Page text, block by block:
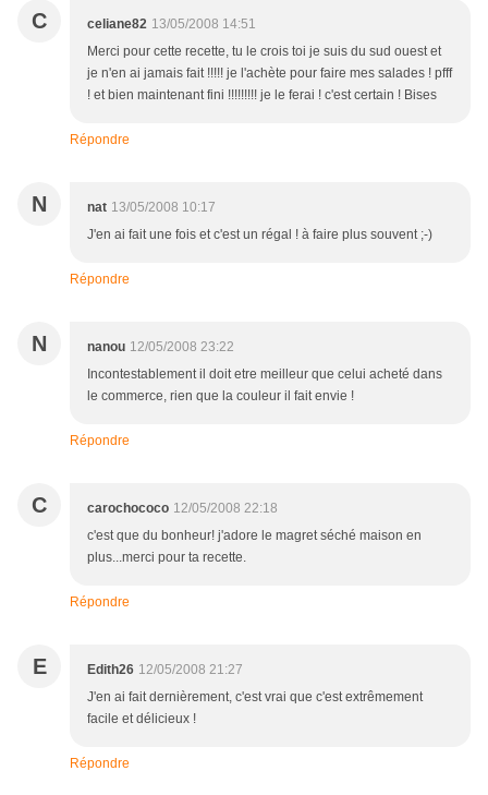
C celiane82 13/05/2008 14:51
Merci pour cette recette, tu le crois toi je suis du sud ouest et
je n'en ai jamais fait !!!!! je l'achète pour faire mes salades ! pfff
! et bien maintenant fini !!!!!!!!! je le ferai ! c'est certain ! Bises
Répondre
N nat 13/05/2008 10:17
J'en ai fait une fois et c'est un régal ! à faire plus souvent ;-)
Répondre
N nanou 12/05/2008 23:22
Incontestablement il doit etre meilleur que celui acheté dans
le commerce, rien que la couleur il fait envie !
Répondre
C carochococo 12/05/2008 22:18
c'est que du bonheur! j'adore le magret séché maison en
plus...merci pour ta recette.
Répondre
E Edith26 12/05/2008 21:27
J'en ai fait dernièrement, c'est vrai que c'est extrêmement
facile et délicieux !
Répondre